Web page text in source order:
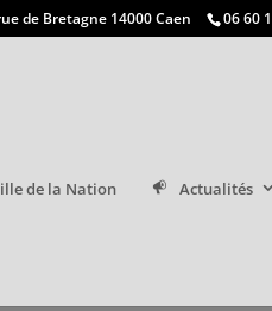
de Bretagne 14000 Caen 06 60
de la Nation Actualités